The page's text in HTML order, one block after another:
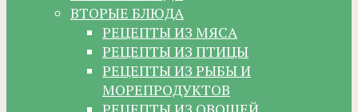
ВТОРЫЕ БЛЮДА
РЕЦЕПТЫ ИЗ МЯСА
РЕЦЕПТЫ ИЗ ПТИЦЫ
РЕЦЕПТЫ ИЗ РЫБЫ И
МОРЕПРОДУКТОВ